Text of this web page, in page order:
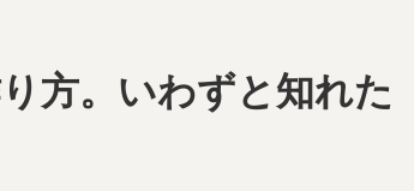
方。いわずと知れた